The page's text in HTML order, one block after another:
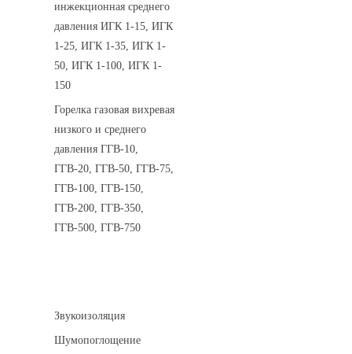
инжекционная среднего
давления ИГК 1-15, ИГК
1-25, ИГК 1-35, ИГК 1-
50, ИГК 1-100, ИГК 1-
150
Горелка газовая вихревая
низкого и среднего
давления ГГВ-10,
ГГВ-20, ГГВ-50, ГГВ-75,
ГГВ-100, ГГВ-150,
ГГВ-200, ГГВ-350,
ГГВ-500, ГГВ-750
Звукоизоляция
Шумопоглощение